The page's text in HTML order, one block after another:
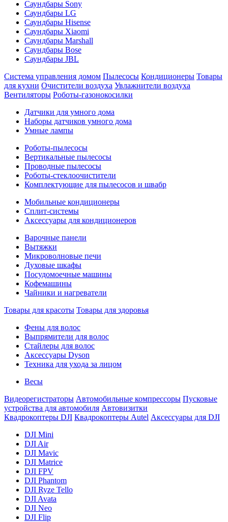
Саундбары Sony
Саундбары LG
Саундбары Hisense
Саундбары Xiaomi
Саундбары Marshall
Саундбары Bose
Саундбары JBL
Система управления домом Пылесосы Кондиционеры Товары
для кухни Очистители воздуха Увлажнители воздуха
Вентиляторы Роботы-газонокосилки
Датчики для умного дома
Наборы датчиков умного дома
Умные лампы
Роботы-пылесосы
Вертикальные пылесосы
Проводные пылесосы
Роботы-стеклоочистители
Комплектующие для пылесосов и швабр
Мобильные кондиционеры
Сплит-системы
Аксессуары для кондиционеров
Варочные панели
Вытяжки
Микроволновые печи
Духовые шкафы
Посудомоечные машины
Кофемашины
Чайники и нагреватели
Товары для красоты Товары для здоровья
Фены для волос
Выпрямители для волос
Стайлеры для волос
Аксессуары Dyson
Техника для ухода за лицом
Весы
Видеорегистраторы Автомобильные компрессоры Пусковые
устройства для автомобиля Автовизитки
Квадрокоптеры DJI Квадрокоптеры Autel Аксессуары для DJI
DJI Mini
DJI Air
DJI Mavic
DJI Matrice
DJI FPV
DJI Phantom
DJI Ryze Tello
DJI Avata
DJI Neo
DJI Flip